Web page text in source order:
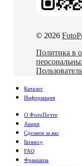
© 2026
Политика в
Каталог
Информация
О ФотоПочте
Акции
Сделаем за вас
Бизнесу
FAQ
Франшиза